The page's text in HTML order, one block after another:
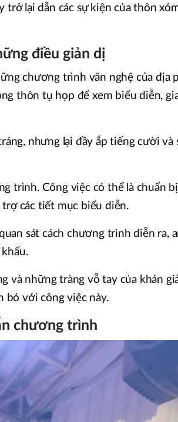
lại dẫn các sự kiện của thôn
điều giản dị
chương trình văn nghệ của địa
thôn tụ họp để xem biểu diễn,
nhưng lại đầy ắp tiếng cười và
trình. Công việc có thể là chuẩn
trợ các tiết mục biểu diễn.
sát cách chương trình diễn ra,
và những tràng vỗ tay của khán
bó với công việc này.
chương trình